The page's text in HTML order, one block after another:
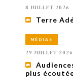
8 JUILLET 2026
Terre
MÉDIAS
29 JUILLET 2026
plus